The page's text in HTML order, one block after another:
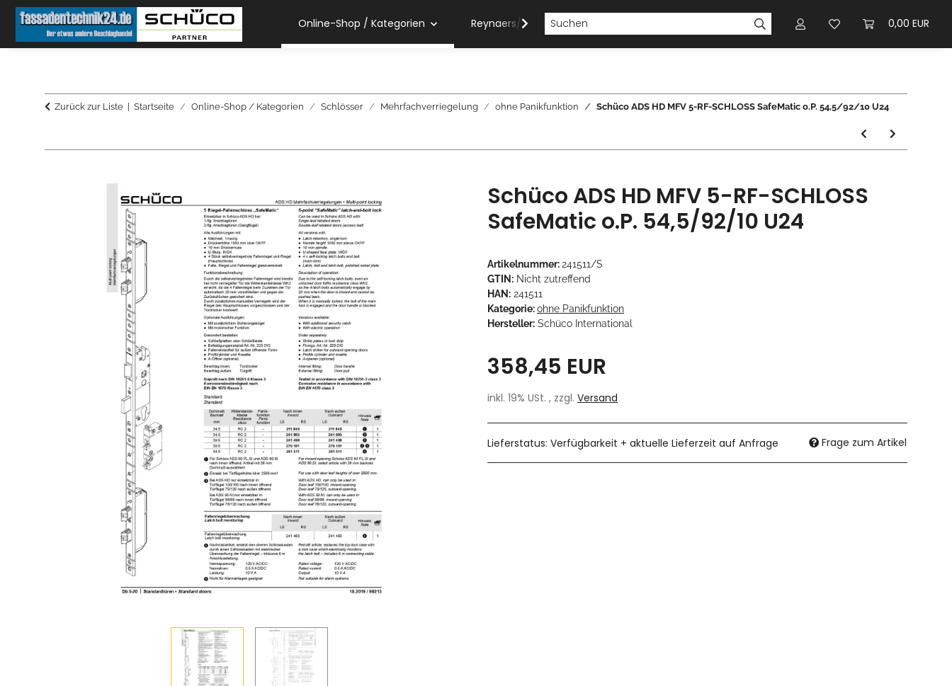
0,00 EUR
Online-Shop / Kategorien Reynaers/Sobinco Verarbeiter
Zurück zur Liste Startseite Online-Shop / Kategorien Schlösser Mehrfachverriegelung ohne Panikfunktion Schüco ADS HD MFV 5-RF-SCHLOSS SafeMatic o.P. 54,5/92/10 U24
Schüco ADS HD MFV 5-RF-SCHLOSS
SafeMatic o.P. 54,5/92/10 U24
Artikelnummer:241511/S
GTIN: Nicht zutreffend
HAN: 241511
Kategorie:ohne Panikfunktion
Hersteller: Schüco International
358,45 EUR
inkl. 19% USt. , zzgl. Versand
Lieferstatus: Verfügbarkeit + aktuelle Lieferzeit auf Anfrage Frage zum Artikel